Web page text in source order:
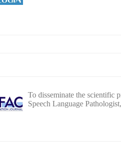
To disseminate the scientific
Speech Language